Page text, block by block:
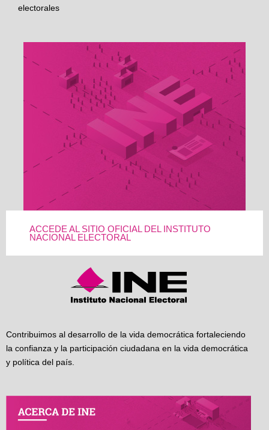
electorales
ACCEDE AL SITIO OFICIAL DEL INSTITUTO
NACIONAL ELECTORAL
Contribuimos al desarrollo de la vida democrática fortaleciendo
la confianza y la participación ciudadana en la vida democrática
y política del país.